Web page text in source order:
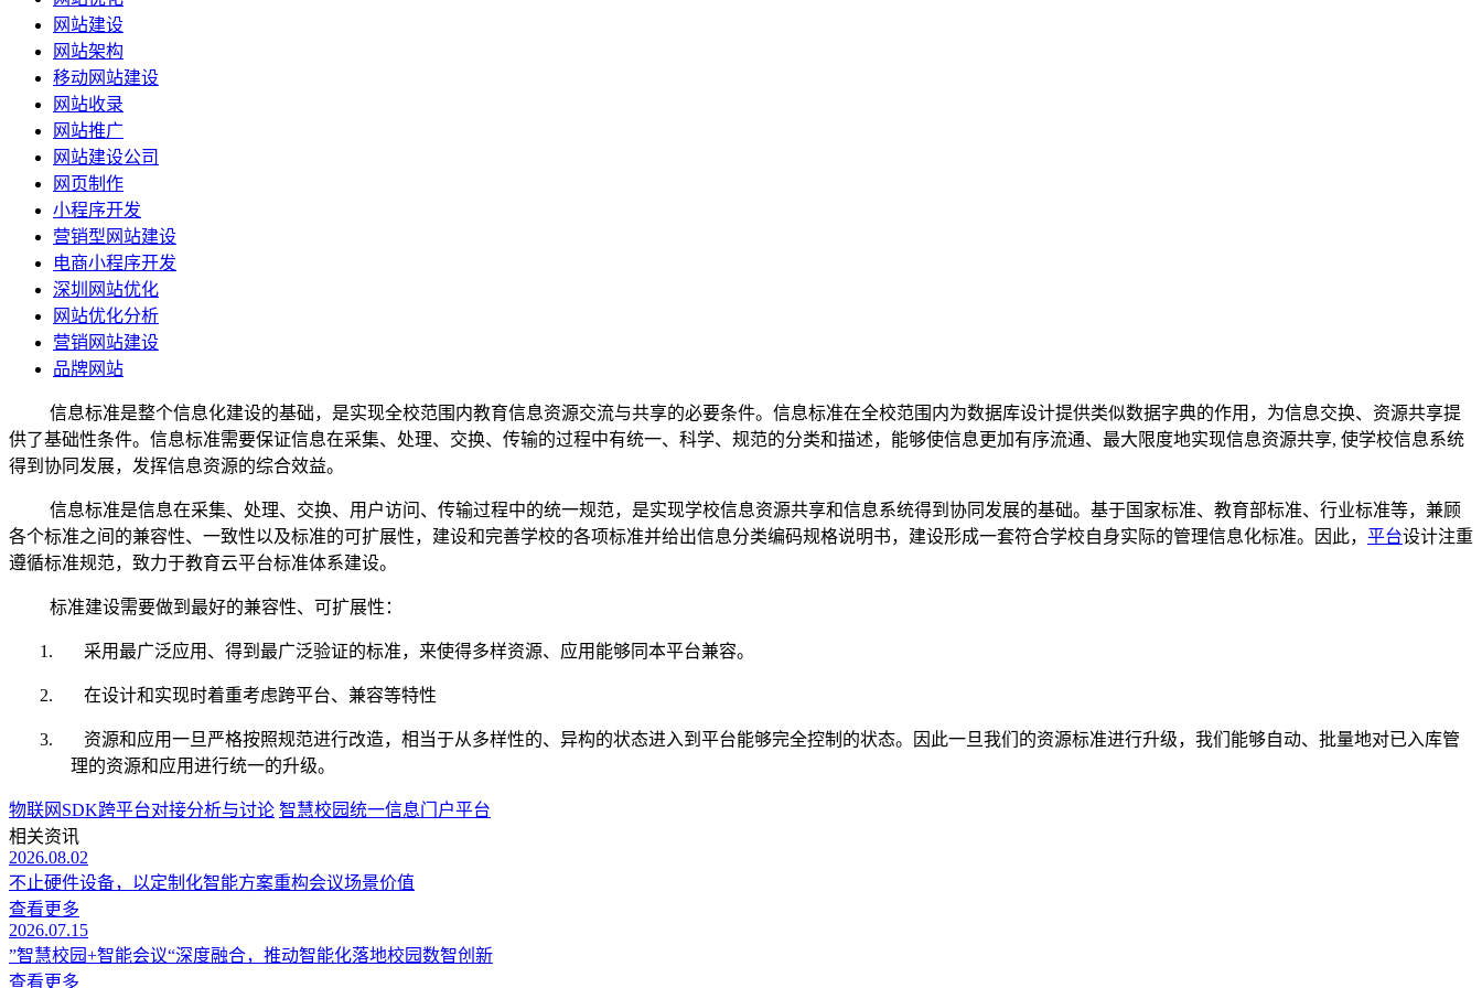
网站建设
网站架构
移动网站建设
网站收录
网站推广
网站建设公司
网页制作
小程序开发
营销型网站建设
电商小程序开发
深圳网站优化
网站优化分析
营销网站建设
品牌网站
信息标准是整个信息化建设的基础，是实现全校范围内教育信息资源交流与共享的必要条件。信息标准在全校范围内为数据库设计提供类似数据字典的作用，为信息交换、资源共享提
供了基础性条件。信息标准需要保证信息在采集、处理、交换、传输的过程中有统一、科学、规范的分类和描述，能够使信息更加有序流通、最大限度地实现信息资源共享, 使学校信息系统
得到协同发展，发挥信息资源的综合效益。
信息标准是信息在采集、处理、交换、用户访问、传输过程中的统一规范，是实现学校信息资源共享和信息系统得到协同发展的基础。基于国家标准、教育部标准、行业标准等，兼顾
各个标准之间的兼容性、一致性以及标准的可扩展性，建设和完善学校的各项标准并给出信息分类编码规格说明书，建设形成一套符合学校自身实际的管理信息化标准。因此， 平台设计注重
遵循标准规范，致力于教育云平台标准体系建设。
标准建设需要做到最好的兼容性、可扩展性：
1. 采用最广泛应用、得到最广泛验证的标准，来使得多样资源、应用能够同本平台兼容。
2. 在设计和实现时着重考虑跨平台、兼容等特性
3. 资源和应用一旦严格按照规范进行改造，相当于从多样性的、异构的状态进入到平台能够完全控制的状态。因此一旦我们的资源标准进行升级，我们能够自动、批量地对已入库管
理的资源和应用进行统一的升级。
物联网SDK跨平台对接分析与讨论 智慧校园统一信息门户平台
相关资讯
2026.08.02
不止硬件设备，以定制化智能方案重构会议场景价值
查看更多
2026.07.15
”智慧校园+智能会议“深度融合，推动智能化落地校园数智创新
查看更多